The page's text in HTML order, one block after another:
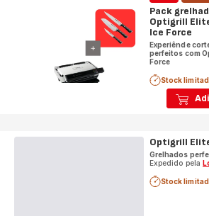
Pack
Optigrill
Ice Force
Experiênde
perfeitos com
Force
Stock
Optigrill
Grelhados
Expedido pela
Stock